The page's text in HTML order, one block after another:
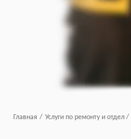
Главная / Услуги по ремонту и отделке/